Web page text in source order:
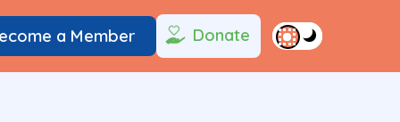
a Member Donate